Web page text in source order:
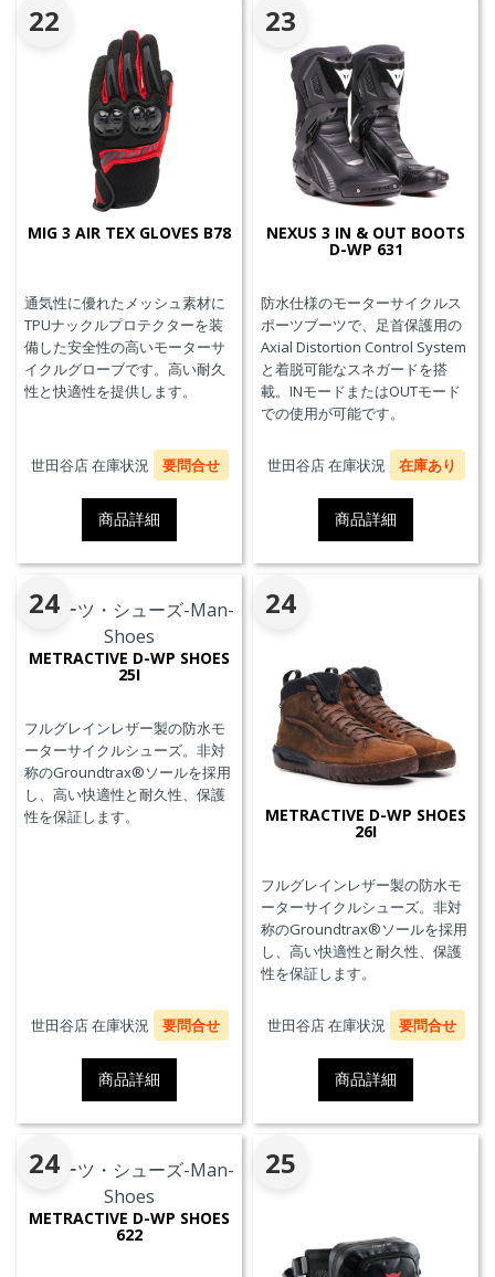
22
MIG 3 AIR TEX GLOVES B78
通気性に優れたメッシュ素材に
TPUナックルプロテクターを装
備した安全性の高いモーターサ
イクルグローブです。高い耐久
性と快適性を提供します。
世田谷店 在庫状況 要問合せ
商品詳細
23
NEXUS 3 IN & OUT BOOTS
D-WP 631
防水仕様のモーターサイクルス
ポーツブーツで、足首保護用の
Axial Distortion Control System
と着脱可能なスネガードを搭
載。INモードまたはOUTモード
での使用が可能です。
世田谷店 在庫状況 在庫あり
商品詳細
24
METRACTIVE D-WP SHOES
25I
フルグレインレザー製の防水モ
ーターサイクルシューズ。非対
称のGroundtrax®ソールを採用
し、高い快適性と耐久性、保護
性を保証します。
世田谷店 在庫状況 要問合せ
商品詳細
24
METRACTIVE D-WP SHOES
26I
フルグレインレザー製の防水モ
ーターサイクルシューズ。非対
称のGroundtrax®ソールを採用
し、高い快適性と耐久性、保護
性を保証します。
世田谷店 在庫状況 要問合せ
商品詳細
24
METRACTIVE D-WP SHOES
622
25